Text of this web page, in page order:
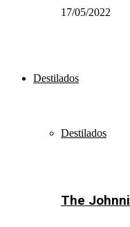
17/05/2022
Destilados
Destilados
The